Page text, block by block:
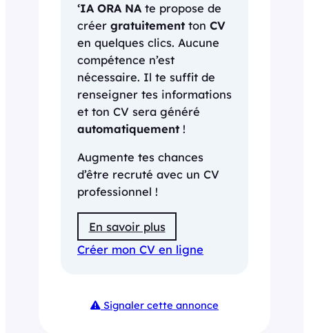
‘IA ORA NA te propose de
créer gratuitementton CV
en quelques clics. Aucune
compétence n’est
nécessaire. Il te suffit de
renseigner tes informations
et ton CV sera généré
automatiquement!
Augmente tes chances
d’être recruté avec un CV
professionnel !
En savoir plus
Créer mon CV en ligne
Signaler cette annonce